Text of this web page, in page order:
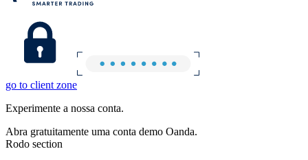
go to client zone
Experimente a nossa conta.
Abra gratuitamente uma conta demo Oanda.
Rodo section